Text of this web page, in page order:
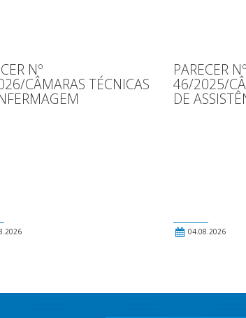
Nº
CÂMARAS TÉCNICAS
PARECER Nº
46/2025/
DE
04.08.2026